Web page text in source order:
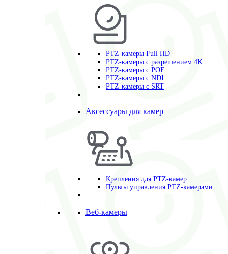
PTZ-камеры Full HD
PTZ-камеры с разрешением 4К
PTZ-камеры с POE
PTZ-камеры c NDI
PTZ-камеры с SRT
Аксессуары для камер
Крепления для PTZ-камер
Пульты управления PTZ-камерами
Веб-камеры